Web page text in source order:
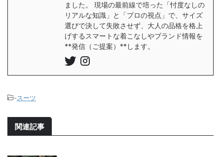
ました。 現場の最前線で培った「忖度なしの
リアルな知識」と「プロの視点」で、サイズ
選びで決して失敗させず、大人の品格を格上
げするスマートな着こなしやブランド情報を
**発信（ご提案）**します。
-スーツ
関連記事